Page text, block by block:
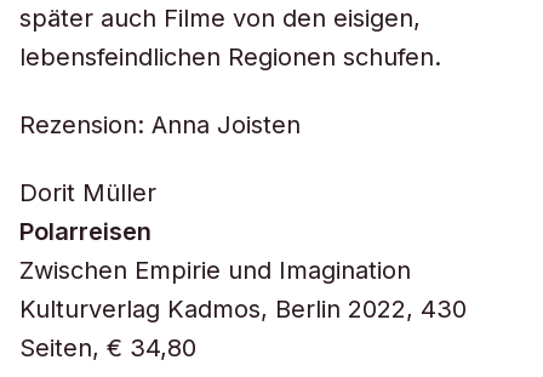
später auch Filme von den eisigen,
lebensfeindlichen Regionen schufen.
Rezension: Anna Joisten
Dorit Müller
Polarreisen
Zwischen Empirie und Imagination
Kulturverlag Kadmos, Berlin 2022, 430
Seiten, € 34,80